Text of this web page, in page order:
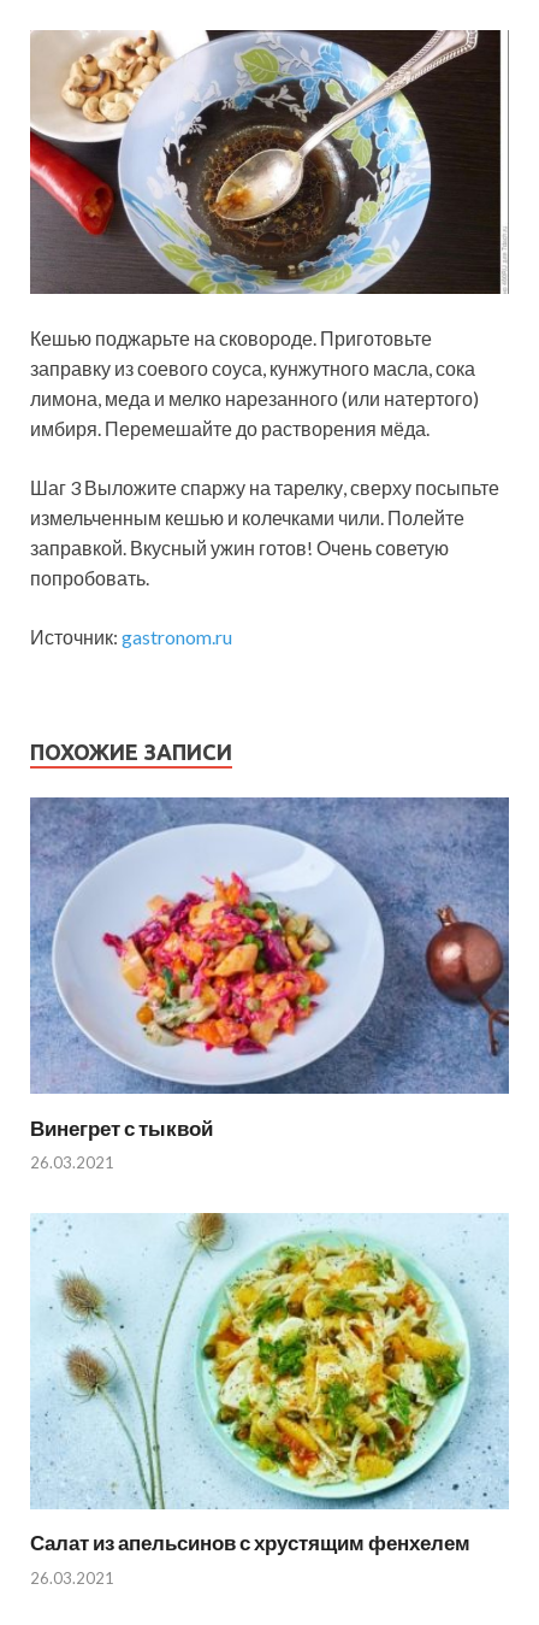
Кешью поджарьте на сковороде. Приготовьте
заправку из соевого соуса, кунжутного масла, сока
лимона, меда и мелко нарезанного (или натертого)
имбиря. Перемешайте до растворения мёда.
Шаг 3 Выложите спаржу на тарелку, сверху посыпьте
измельченным кешью и колечками чили. Полейте
заправкой. Вкусный ужин готов! Очень советую
попробовать.
Источник: gastronom.ru
ПОХОЖИЕ ЗАПИСИ
Винегрет с тыквой
26.03.2021
Салат из апельсинов с хрустящим фенхелем
26.03.2021